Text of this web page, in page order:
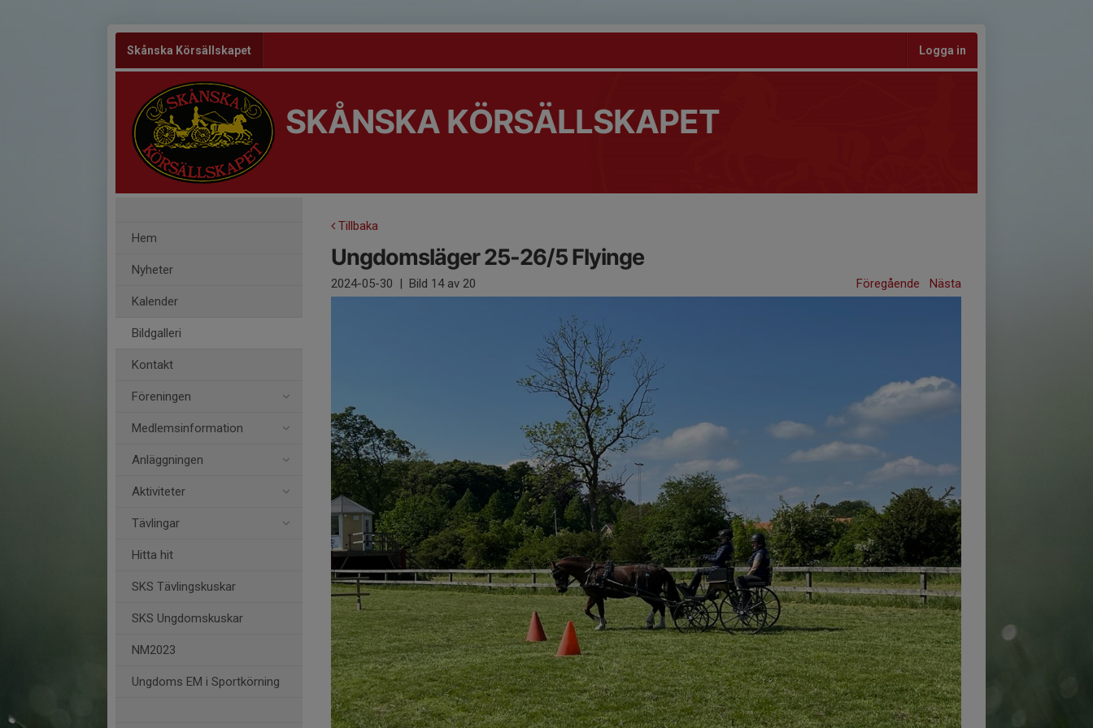
Skånska Körsällskapet Logga in
SKÅNSKA KÖRSÄLLSKAPET
Hem
Nyheter
Kalender
Bildgalleri
Kontakt
Föreningen
Medlemsinformation
Anläggningen
Aktiviteter
Tävlingar
Hitta hit
SKS Tävlingskuskar
SKS Ungdomskuskar
NM2023
Ungdoms EM i Sportkörning
Tillbaka
Ungdomsläger 25-26/5 Flyinge
2024-05-30 | Bild 14av 20 Föregående Nästa